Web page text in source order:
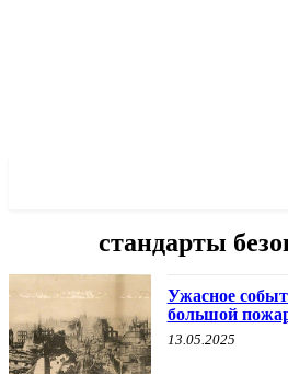
стандарты
Ужасное
большой
13.05.2025